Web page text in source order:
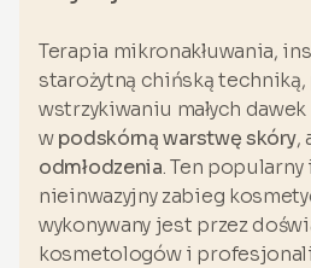
Terapia mikronakłuwania,
starożytną chińską techniką,
wstrzykiwaniu małych
wpodskórną warstwę skóry,
odmłodzenia. Ten
nieinwazyjny zabieg
wykonywany jest przez
kosmetologów i